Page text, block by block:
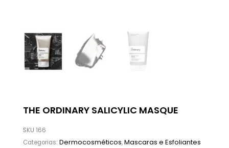
THE ORDINARY SALICYLIC MASQUE
SKU 166
Categorias: Dermocosméticos,Mascaras e Esfoliantes